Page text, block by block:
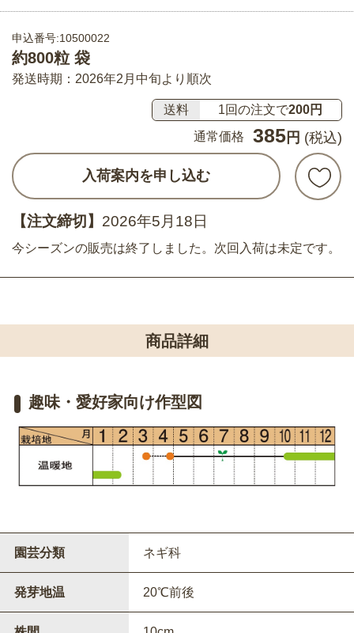
申込番号:10500022
約800粒 袋
発送時期：2026年2月中旬より順次
送料 1回の注文で200円
通常価格
385 円 (税込)
入荷案内を申し込む
【注文締切】 2026年5月18日
今シーズンの販売は終了しました。次回入荷は未定です。
商品詳細
趣味・愛好家向け作型図
園芸分類 ネギ科
発芽地温 20℃前後